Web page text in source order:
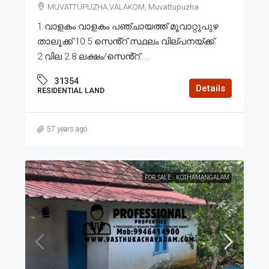
MUVATTUPUZHA,VALAKOM, Muvattupuzha
1.വാളകം വാളകം പഞ്ചായത്ത് മൂവാറ്റുപുഴ
താലൂക്ക് 10.5 സെൻ്റ് സ്ഥലം വില്പനയ്ക്ക്.
2.വില 2.8 ലക്ഷം/സെൻ്റ്....
31354
RESIDENTIAL LAND Details
57 years ago
FOR SALE KOTHAMANGALAM